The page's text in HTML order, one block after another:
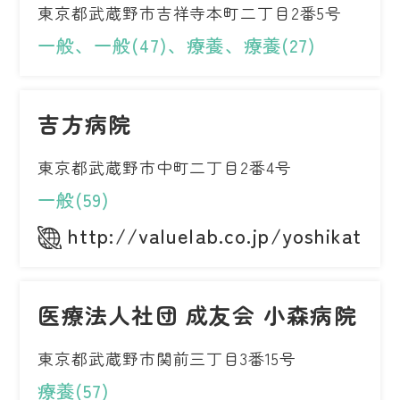
東京都武蔵野市吉祥寺本町二丁目2番5号
一般、一般(47)、療養、療養(27)
吉方病院
東京都武蔵野市中町二丁目2番4号
一般(59)
http://valuelab.co.jp/yoshikata/
医療法人社団 成友会 小森病院
東京都武蔵野市関前三丁目3番15号
療養(57)